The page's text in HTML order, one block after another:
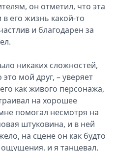
он отметил, что эта
его жизнь какой-то
и благодарен за
никаких сложностей,
мой друг, – уверяет
как живого персонажа,
на хорошее
помогал несмотря на
штуковина, и в ней
на сцене он как будто
и я танцевал,